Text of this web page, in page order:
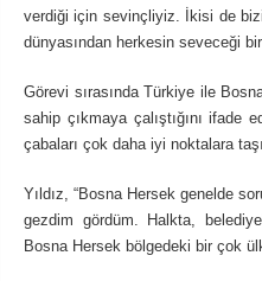
verdiği için sevinçliyiz. İkisi de
dünyasından herkesin seveceği bir
Görevi sırasında Türkiye ile
sahip çıkmaya çalıştığını ifade
çabaları çok daha iyi noktalara
Yıldız, “Bosna Hersek genelde
gezdim gördüm. Halkta,
Bosna Hersek bölgedeki bir çok